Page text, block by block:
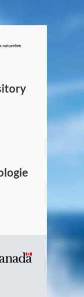
/
Canada
Symbole